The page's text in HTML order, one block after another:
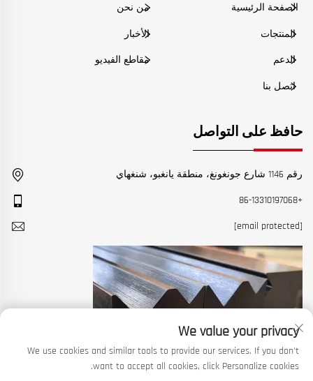
الصفحة الرئيسية من نحن
المنتجات الأخبار
الدعم مقاطع الفيديو
اتصل بنا
حافظ على التواصل
رقم 1146 شارع جونغونغ، منطقة يانغبو، شنغهاي
+86-13310197068
[email protected]
We value your privacy
We use cookies and similar tools to provide our services. If you don't
want to accept all cookies, click Personalize cookies.